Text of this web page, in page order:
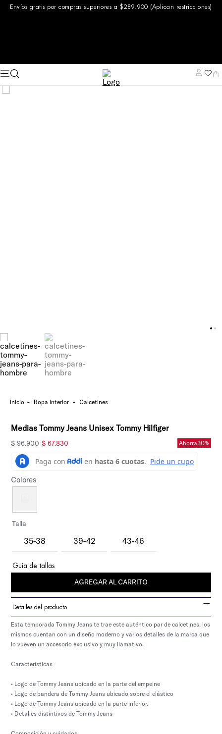
Envíos gratis por compras superiores a $289.900 (Aplican restricciones)
ropa interior calcetines
Medias Tommy Jeans Unisex Tommy Hilfiger
$96.900 $ 67.830 Ahorra30%
Colores
Talla
35-38 39-42 43-46
Guía de tallas
AGREGAR AL CARRITO
Detalles del producto
Esta temporada Tommy Jeans te trae este auténtico par de calcetines, los
mismos cuentan con un diseño moderno y varios detalles de la marca que
lo vueven un accesorio exclusivo y muy llamativo.
Características
• Logo de Tommy Jeans ubicado en la parte del empeine
• Logo de bandera de Tommy Jeans ubicado sobre el elástico
• Logo de Tommy Jeans ubicado en la parte inferior.
• Detalles distintivos de Tommy Jeans